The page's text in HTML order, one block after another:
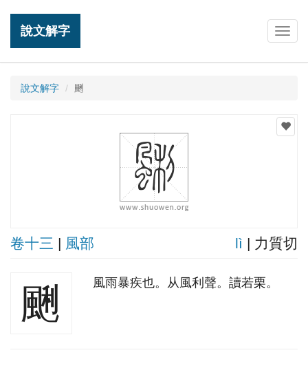
說文解字
說文解字 䬆
卷十三 | 風部 lì | 力質切
䬆 風雨暴疾也。从風利聲。讀若栗。